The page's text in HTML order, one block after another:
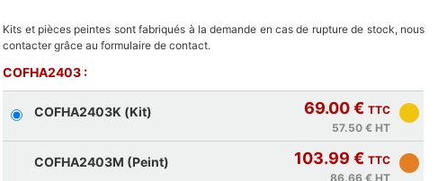
Kits et pièces peintes sont fabriqués à la demande en cas de rupture de stock, nous
contacter grâce au formulaire de contact.
COFHA2403 :
COFHA2403K (Kit) 69.00 €TTC
57.50 €HT
COFHA2403M (Peint) 103.99 €TTC
86.66 €HT